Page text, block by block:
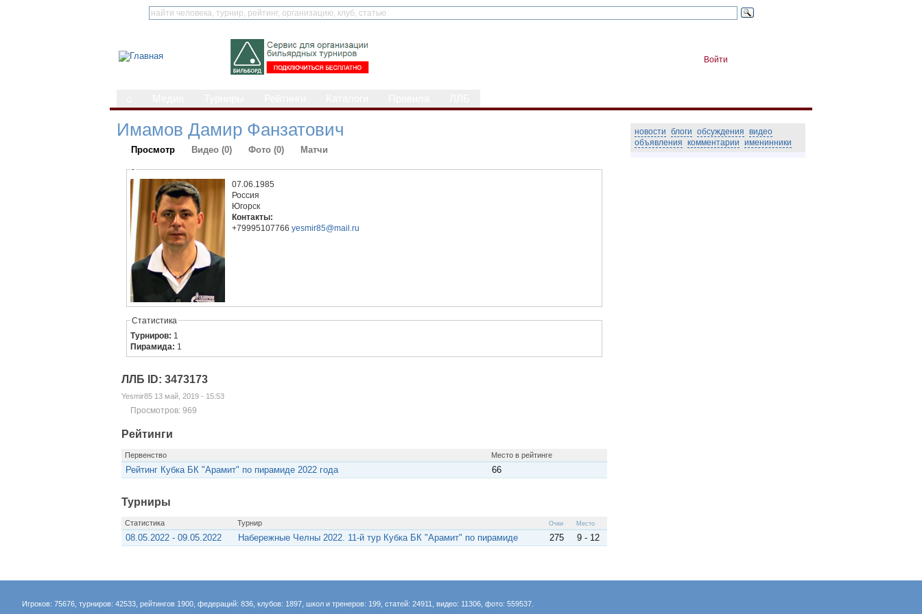
Войти
Имамов Дамир Фанзатович
Просмотр Видео (0) Фото (0) Матчи
-
07.06.1985
Россия
Югорск
Контакты:
+79995107766yesmir85@mail.ru
Статистика
Турниров: 1
Пирамида: 1
ЛЛБ ID: 3473173
Yesmir85 13 май, 2019 - 15:53
Просмотров: 969
Рейтинги
Первенство Место в рейтинге
Рейтинг Кубка БК "Арамит" по пирамиде 2022 года 66
Турниры
Статистика Турнир Очки Место
08.05.2022 - 09.05.2022 Набережные Челны 2022. 11-й тур Кубка БК "Арамит" по пирамиде 275 9 - 12
новости блоги обсуждения видео
объявления комментарии именинники
Игроков: 75676, турниров: 42533, рейтингов 1900, федераций: 836, клубов: 1897, школ и тренеров: 199, статей: 24911, видео: 11306, фото: 559537.